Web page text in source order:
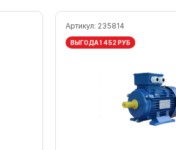
Артикул: 235814
ВЫГОДА 1 452 РУБ